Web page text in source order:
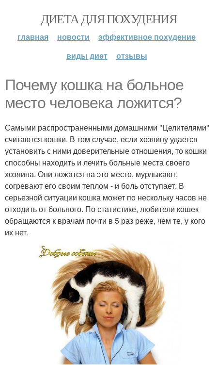
ДИЕТА ДЛЯ ПОХУДЕНИЯ
главная новости
эффективное похудение
виды диет
отзывы
Почему кошка на больное
место человека ложится?
Самыми распространенными домашними "Целителями"
считаются кошки. В том случае, если хозяину удается
установить с ними доверительные отношения, то кошки
способны находить и лечить больные места своего
хозяина. Они ложатся на это место, мурлыкают,
согревают его своим теплом - и боль отступает. В
серьезной ситуации кошка может по нескольку часов не
отходить от больного. По статистике, любители кошек
обращаются к врачам почти в 5 раз реже, чем те, у кого
их нет.